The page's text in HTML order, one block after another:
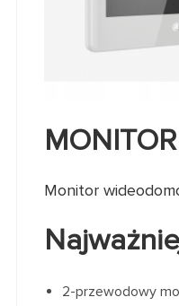
Monitor
2-przewodowy